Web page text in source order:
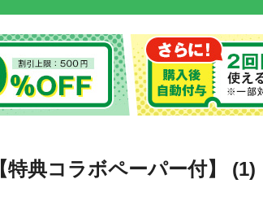
典コラボペーパー付】 (1)